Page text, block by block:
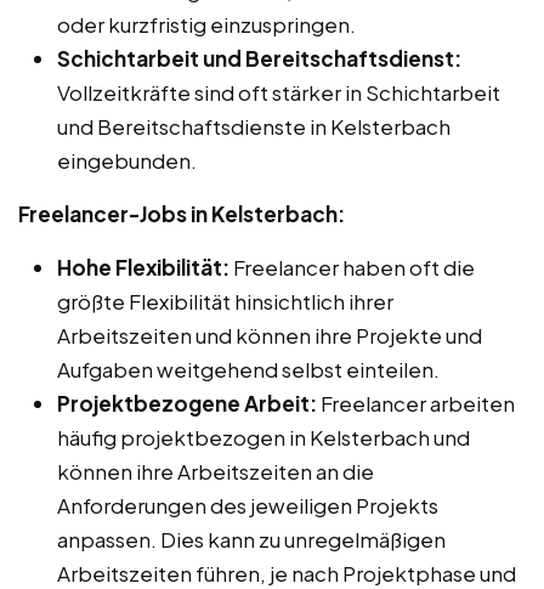
oder kurzfristig einzuspringen.
Schichtarbeit und Bereitschaftsdienst:
Vollzeitkräfte sind oft stärker in Schichtarbeit
und Bereitschaftsdienste in Kelsterbach
eingebunden.
Freelancer-Jobs in Kelsterbach:
Hohe Flexibilität: Freelancer haben oft die
größte Flexibilität hinsichtlich ihrer
Arbeitszeiten und können ihre Projekte und
Aufgaben weitgehend selbst einteilen.
Projektbezogene Arbeit: Freelancer arbeiten
häufig projektbezogen in Kelsterbach und
können ihre Arbeitszeiten an die
Anforderungen des jeweiligen Projekts
anpassen. Dies kann zu unregelmäßigen
Arbeitszeiten führen, je nach Projektphase und